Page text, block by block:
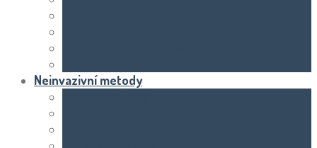
Neinvazivní metody